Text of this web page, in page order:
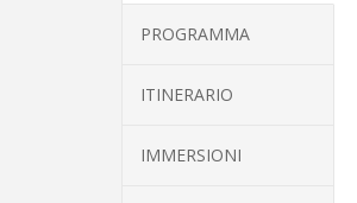
PROGRAMMA
ITINERARIO
IMMERSIONI